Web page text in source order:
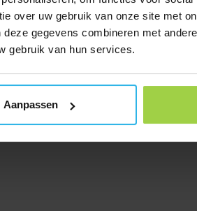
over uw gebruik van onze site met
gegevens combineren met
gebruik van hun services.
Aanpassen